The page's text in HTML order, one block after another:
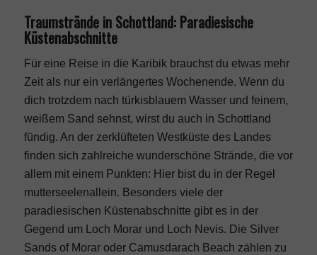
Traumstrände in Schottland: Paradiesische
Küstenabschnitte
Für eine Reise in die Karibik brauchst du etwas mehr
Zeit als nur ein verlängertes Wochenende. Wenn du
dich trotzdem nach türkisblauem Wasser und feinem,
weißem Sand sehnst, wirst du auch in Schottland
fündig. An der zerklüfteten Westküste des Landes
finden sich zahlreiche wunderschöne Strände, die vor
allem mit einem Punkten: Hier bist du in der Regel
mutterseelenallein. Besonders viele der
paradiesischen Küstenabschnitte gibt es in der
Gegend um Loch Morar und Loch Nevis. Die Silver
Sands of Morar oder Camusdarach Beach zählen zu